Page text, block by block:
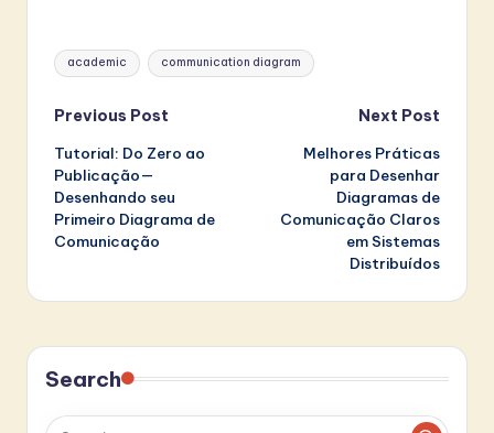
Tags:
academic communication diagram
Post
navigation
Previous Post
Tutorial: Do Zero ao
Publicação—
Desenhando seu
Primeiro Diagrama de
Comunicação
Next Post
Melhores Práticas
para Desenhar
Diagramas de
Comunicação Claros
em Sistemas
Distribuídos
Search